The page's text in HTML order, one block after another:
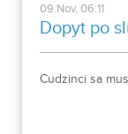
09.Nov, 06:11
Dopyt po
Cudzinci sa